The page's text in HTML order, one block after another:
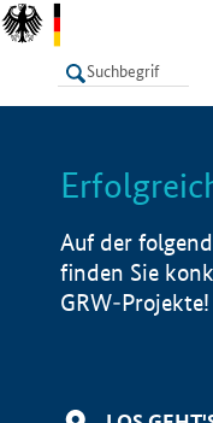
LISTE
Auf der
finden Sie
GRW-Projekte!